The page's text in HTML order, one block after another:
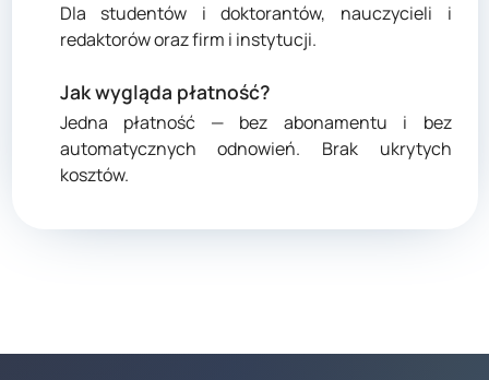
Dla studentów i doktorantów, nauczycieli i
redaktorów oraz firm i instytucji.
Jak wygląda płatność?
Jedna płatność — bez abonamentu i bez
automatycznych odnowień. Brak ukrytych
kosztów.